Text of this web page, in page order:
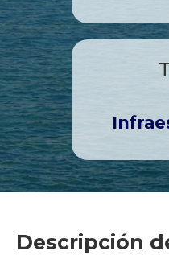
Descripción